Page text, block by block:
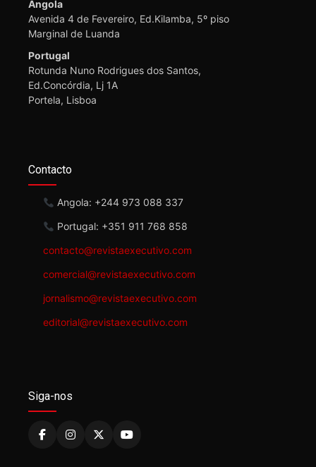
Angola
Avenida 4 de Fevereiro, Ed.Kilamba, 5º piso
Marginal de Luanda
Portugal
Rotunda Nuno Rodrigues dos Santos,
Ed.Concórdia, Lj 1A
Portela, Lisboa
Contacto
Angola: +244 973 088 337
Portugal: +351 911 768 858
contacto@revistaexecutivo.com
comercial@revistaexecutivo.com
jornalismo@revistaexecutivo.com
editorial@revistaexecutivo.com
Siga-nos